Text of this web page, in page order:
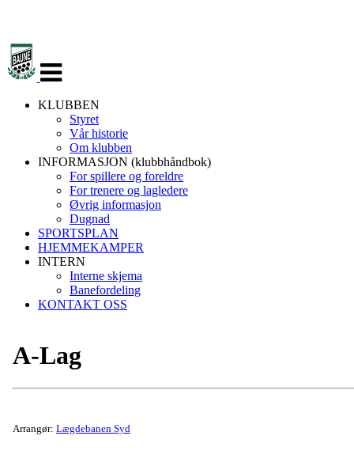
navigasjon
KLUBBEN
Styret
Vår historie
Om klubben
INFORMASJON (klubbhåndbok)
For spillere og foreldre
For trenere og lagledere
Øvrig informasjon
Dugnad
SPORTSPLAN
HJEMMEKAMPER
INTERN
Interne skjema
Banefordeling
KONTAKT OSS
A-Lag
Arrangør: Lægdebanen Syd